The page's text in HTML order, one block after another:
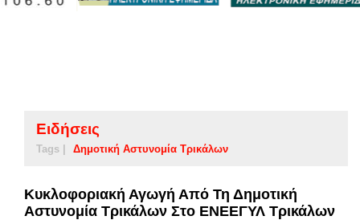
Ειδήσεις
Tags | Δημοτική Αστυνομία Τρικάλων
Κυκλοφοριακή Αγωγή Από Τη Δημοτική
Αστυνομία Τρικάλων Στο ΕΝΕΕΓΥΛ Τρικάλων